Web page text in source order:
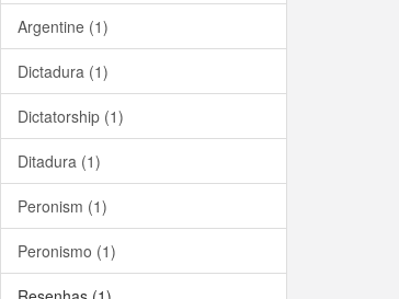
Argentine (1)
Dictadura (1)
Dictatorship (1)
Ditadura (1)
Peronism (1)
Peronismo (1)